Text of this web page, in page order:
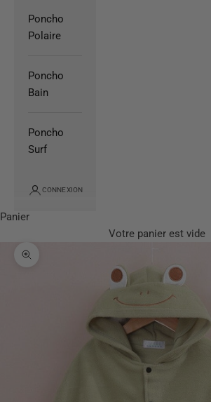
Poncho
Polaire
Poncho
Bain
Poncho
Surf
CONNEXION
Panier
Votre panier est vide
Zoomer sur l'image